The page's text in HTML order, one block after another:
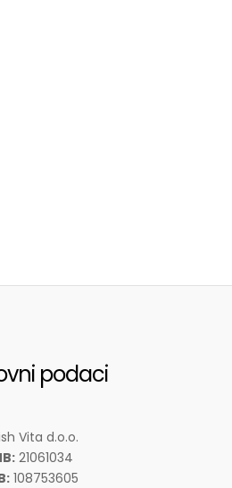
podaci
Vita d.o.o.
21061034
108753605